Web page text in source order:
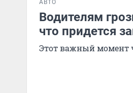
АВТО
Водителям
что придется
Этот важный момент